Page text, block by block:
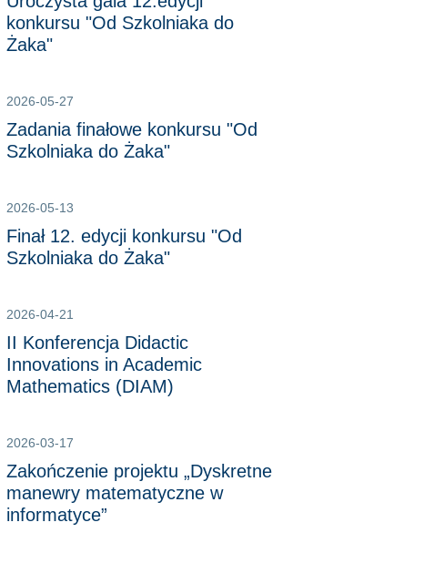
konkursu "Od Szkolniaka do
Żaka"
2026-05-27
Zadania finałowe konkursu "Od
Szkolniaka do Żaka"
2026-05-13
Finał 12. edycji konkursu "Od
Szkolniaka do Żaka"
2026-04-21
II Konferencja Didactic
Innovations in Academic
Mathematics (DIAM)
2026-03-17
Zakończenie projektu „Dyskretne
manewry matematyczne w
informatyce”